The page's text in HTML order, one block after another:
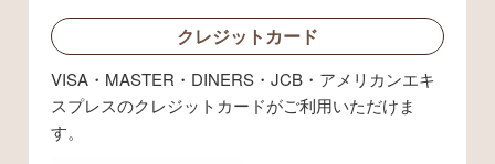
クレジットカード
VISA・MASTER・DINERS・JCB・アメリカンエキ
スプレスのクレジットカードがご利用いただけま
す。